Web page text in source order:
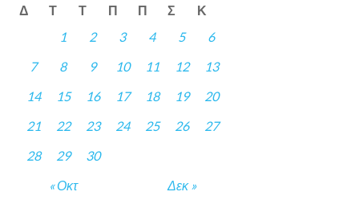
Δ Τ Τ Π Π Σ Κ
« Οκτ Δεκ »
1 2 3 4 5
6
7
8 9 10 11 12
13
14
15 16 17 18 19
20
21
22 23 24 25 26
27
28
29 30